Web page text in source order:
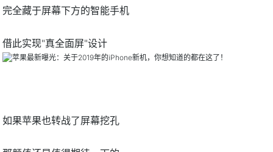
完全藏于屏幕下方的智能手机
借此实现"真全面屏"设计
如果苹果也转战了屏幕挖孔